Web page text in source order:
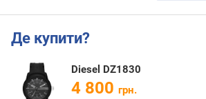
Де купити?
Diesel DZ1830
4 800 грн.